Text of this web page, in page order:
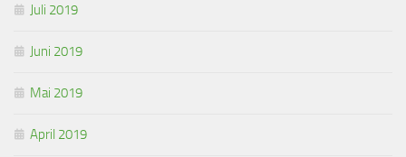
Juli 2019
Juni 2019
Mai 2019
April 2019